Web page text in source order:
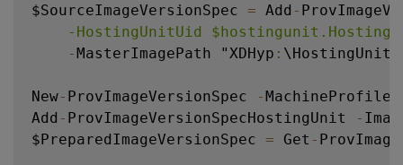
$SourceImageVersionSpec = Add -
-HostingUnitUid
-MasterImagePath "XDHyp :
New- ProvImageVersionSpec -MachineProfile
Add - ProvImageVersionSpecHostingUnit -
$PreparedImageVersionSpec = Get -